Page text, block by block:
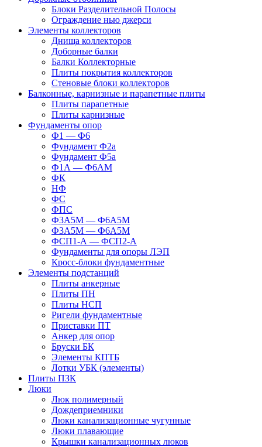
Блоки Разделительной Полосы
Ограждение нью джерси
Элементы коллекторов
Днища коллекторов
Доборные балки
Балки Коллекторные
Плиты покрытия коллекторов
Стеновые блоки коллекторов
Балконные, карнизные и парапетные плиты
Плиты парапетные
Плиты карнизные
Фундаменты опор
Ф1 — Ф6
Фундамент Ф2а
Фундамент Ф5а
Ф1А — Ф6АМ
ФК
НФ
ФС
ФПС
Ф3А5М — Ф6А5М
Ф3А5М — Ф6А5М
ФСП1-А — ФСП2-А
Фундаменты для опоры ЛЭП
Кросс-блоки фундаментные
Элементы подстанций
Плиты анкерные
Плиты ПН
Плиты НСП
Ригели фундаментные
Приставки ПТ
Анкер для опор
Бруски БК
Элементы КПТБ
Лотки УБК (элементы)
Плиты ПЗК
Люки
Люк полимерный
Дождеприемники
Люки канализационные чугунные
Люки плавающие
Крышки канализационных люков